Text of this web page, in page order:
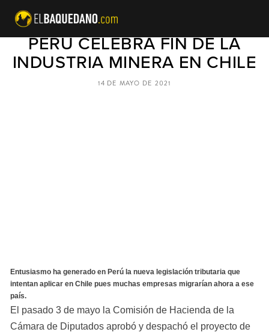
"PORTONAZO" DEL ROYALTY:
PERÚ CELEBRA FIN DE LA
INDUSTRIA MINERA EN CHILE
Entusiasmo ha generado en Perú la nueva legislación tributaria que
intentan aplicar en Chile pues muchas empresas migrarían ahora a ese
país.
El pasado 3 de mayo la Comisión de Hacienda de la
Cámara de Diputados aprobó y despachó el proyecto de
14 DE MAYO DE 2021